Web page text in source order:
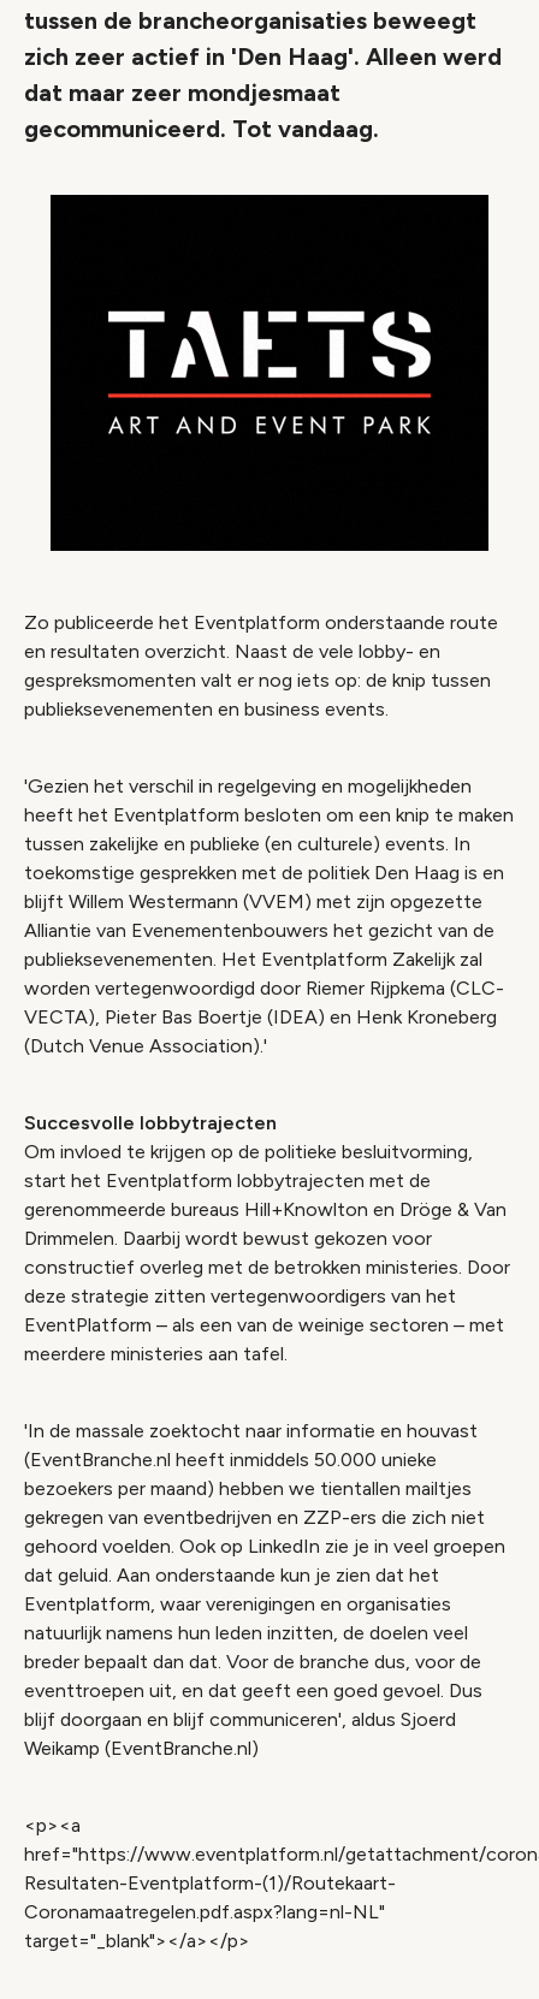
tussen de brancheorganisaties beweegt
zich zeer actief in 'Den Haag'. Alleen werd
dat maar zeer mondjesmaat
gecommuniceerd. Tot vandaag.
Zo publiceerde het Eventplatform onderstaande route
en resultaten overzicht. Naast de vele lobby- en
gespreksmomenten valt er nog iets op: de knip tussen
publieksevenementen en business events.
'Gezien het verschil in regelgeving en mogelijkheden
heeft het Eventplatform besloten om een knip te maken
tussen zakelijke en publieke (en culturele) events. In
toekomstige gesprekken met de politiek Den Haag is en
blijft Willem Westermann (VVEM) met zijn opgezette
Alliantie van Evenementenbouwers het gezicht van de
publieksevenementen. Het Eventplatform Zakelijk zal
worden vertegenwoordigd door Riemer Rijpkema (CLC-
VECTA), Pieter Bas Boertje (IDEA) en Henk Kroneberg
(Dutch Venue Association).'
Succesvolle lobbytrajecten
Om invloed te krijgen op de politieke besluitvorming,
start het Eventplatform lobbytrajecten met de
gerenommeerde bureaus Hill+Knowlton en Dröge & Van
Drimmelen. Daarbij wordt bewust gekozen voor
constructief overleg met de betrokken ministeries. Door
deze strategie zitten vertegenwoordigers van het
EventPlatform – als een van de weinige sectoren – met
meerdere ministeries aan tafel.
'In de massale zoektocht naar informatie en houvast
(EventBranche.nl heeft inmiddels 50.000 unieke
bezoekers per maand) hebben we tientallen mailtjes
gekregen van eventbedrijven en ZZP-ers die zich niet
gehoord voelden. Ook op LinkedIn zie je in veel groepen
dat geluid. Aan onderstaande kun je zien dat het
Eventplatform, waar verenigingen en organisaties
natuurlijk namens hun leden inzitten, de doelen veel
breder bepaalt dan dat. Voor de branche dus, voor de
eventtroepen uit, en dat geeft een goed gevoel. Dus
blijf doorgaan en blijf communiceren', aldus Sjoerd
Weikamp (EventBranche.nl)
<p><a
href="https://www.eventplatform.nl/getattachment/
Resultaten-Eventplatform-(1)/Routekaart-
Coronamaatregelen.pdf.aspx?lang=nl-NL"
target="_blank"></a></p>